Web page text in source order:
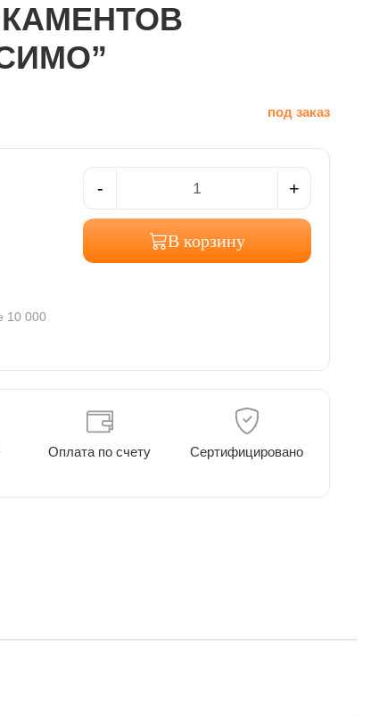
под заказ
10 000
+
-
В корзину
Оплата по счету Сертифицировано